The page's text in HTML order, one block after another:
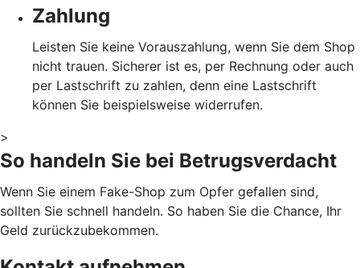
Zahlung
Leisten Sie keine Vorauszahlung, wenn Sie dem Shop
nicht trauen. Sicherer ist es, per Rechnung oder auch
per Lastschrift zu zahlen, denn eine Lastschrift
können Sie beispielsweise widerrufen.
>
So handeln Sie bei Betrugsverdacht
Wenn Sie einem Fake-Shop zum Opfer gefallen sind,
sollten Sie schnell handeln. So haben Sie die Chance, Ihr
Geld zurückzubekommen.